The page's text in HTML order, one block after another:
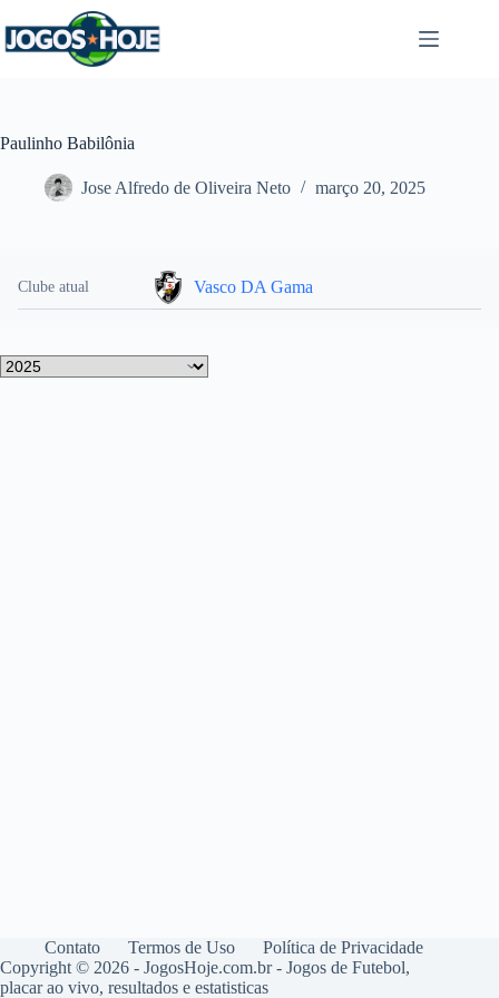
para
o
Paulinho Babilônia
Jose Alfredo de Oliveira Neto março 20, 2025
Clube atual Vasco DA Gama
Contato Termos de Uso
Política de Privacidade
Copyright © 2026 - JogosHoje.com.br - Jogos de Futebol,
placar ao vivo, resultados e estatisticas